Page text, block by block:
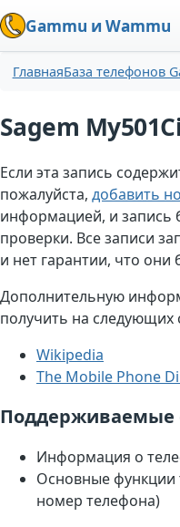
Gammu и Wammu
ГлавнаяБаза телефонов
Sagem My501Ci
Если эта запись
пожалуйста, добавить
информацией, и запись
проверки. Все записи
и нет гарантии, что они
Дополнительную
получить на следующих
Wikipedia
The Mobile Phone
Поддерживаемые
Информация о
Основные функции
номер телефона)